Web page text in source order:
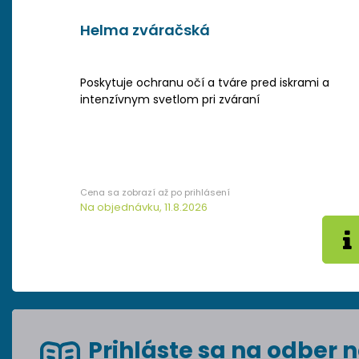
Helma zváračská
Poskytuje ochranu očí a tváre pred iskrami a
intenzívnym svetlom pri zváraní
Na objednávku, 11.8.2026
Prihláste sa na odber